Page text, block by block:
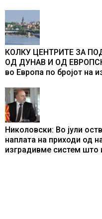
КОЛКУ ЦЕНТРИТЕ ЗА
ОД ДУНАВ И ОД
во Европа по бројот на
Николовски: Во јули
наплата на приходи од
изградивме систем што